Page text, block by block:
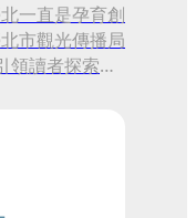
一直是孕育創
市觀光傳播局
領讀者探索臺